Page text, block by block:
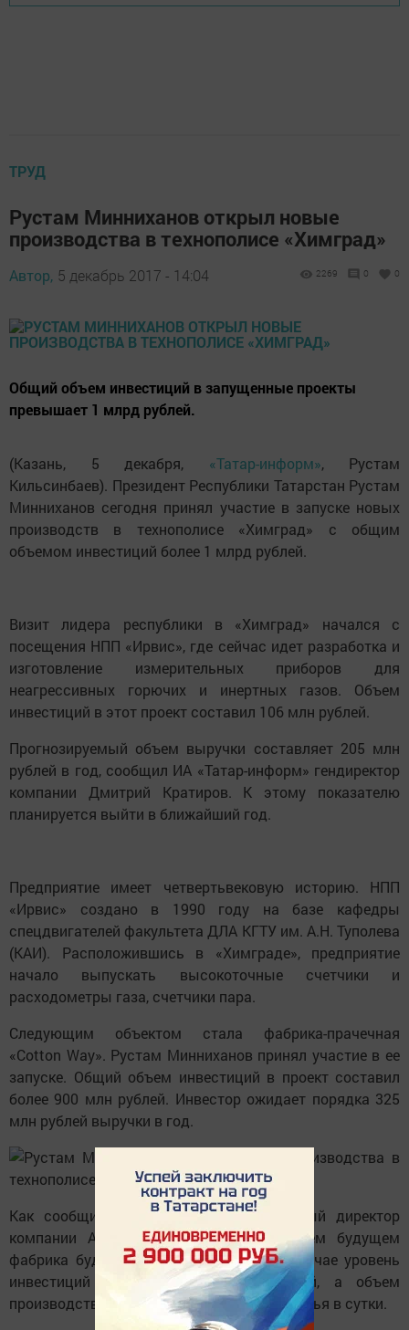
ТРУД
Рустам Минниханов открыл новые
производства в технополисе «Химград»
Автор, 5 декабрь 2017 - 14:04 2269 0 0
Общий объем инвестиций в запущенные проекты
превышает 1 млрд рублей.
(Казань, 5 декабря, «Татар-информ», Рустам
Кильсинбаев). Президент Республики Татарстан Рустам
Минниханов сегодня принял участие в запуске новых
производств в технополисе «Химград» с общим
объемом инвестиций более 1 млрд рублей.
Визит лидера республики в «Химград» начался с
посещения НПП «Ирвис», где сейчас идет разработка и
изготовление измерительных приборов для
неагрессивных горючих и инертных газов. Объем
инвестиций в этот проект составил 106 млн рублей.
Прогнозируемый объем выручки составляет 205 млн
рублей в год, сообщил ИА «Татар-информ» гендиректор
компании Дмитрий Кратиров. К этому показателю
планируется выйти в ближайший год.
Предприятие имеет четвертьвековую историю. НПП
«Ирвис» создано в 1990 году на базе кафедры
спецдвигателей факультета ДЛА КГТУ им. А.Н. Туполева
(КАИ). Расположившись в «Химграде», предприятие
начало выпускать высокоточные счетчики и
расходометры газа, счетчики пара.
Следующим объектом стала фабрика-прачечная
«Cotton Way». Рустам Минниханов принял участие в ее
запуске. Общий объем инвестиций в проект составил
более 900 млн рублей. Инвестор ожидает порядка 325
млн рублей выручки в год.
Как сообщил Президенту РТ генеральный директор
компании Александр Уткин, в ближайшем будущем
фабрика будет расширяться. В таком случае уровень
инвестиций превысит 1,5 млрд рублей, а объем
производства вырастет с 30 до 80 тонн белья в сутки.